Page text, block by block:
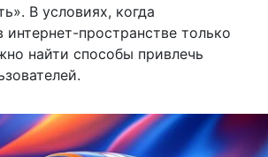
В условиях, когда
интернет-пространстве только
найти способы привлечь